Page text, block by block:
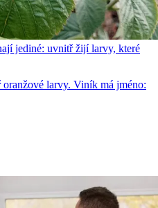
jediné: uvnitř žijí larvy, které
larvy. Viník má jméno: